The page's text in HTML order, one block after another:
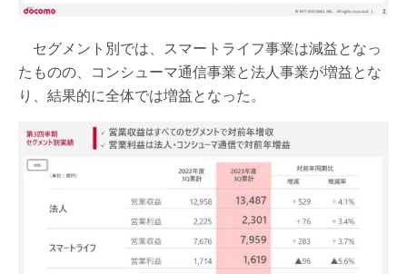
セグメント別では、スマートライフ事業は減益となっ
たものの、コンシューマ通信事業と法人事業が増益とな
り、結果的に全体では増益となった。